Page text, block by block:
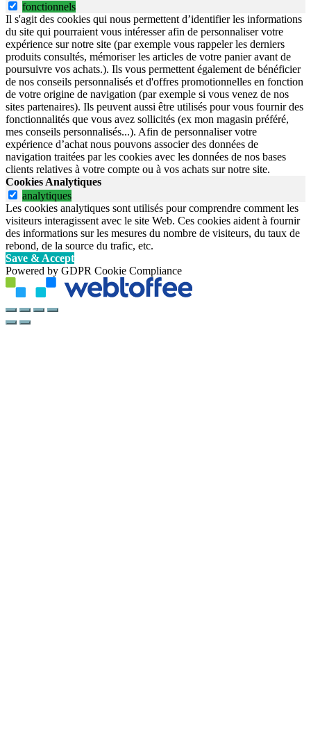
fonctionnels
Il s'agit des cookies qui nous permettent d’identifier les informations
du site qui pourraient vous intéresser afin de personnaliser votre
expérience sur notre site (par exemple vous rappeler les derniers
produits consultés, mémoriser les articles de votre panier avant de
poursuivre vos achats.). Ils vous permettent également de bénéficier
de nos conseils personnalisés et d'offres promotionnelles en fonction
de votre origine de navigation (par exemple si vous venez de nos
sites partenaires). Ils peuvent aussi être utilisés pour vous fournir des
fonctionnalités que vous avez sollicités (ex mon magasin préféré,
mes conseils personnalisés...). Afin de personnaliser votre
expérience d’achat nous pouvons associer des données de
navigation traitées par les cookies avec les données de nos bases
clients relatives à votre compte ou à vos achats sur notre site.
Cookies Analytiques
analytiques
Les cookies analytiques sont utilisés pour comprendre comment les
visiteurs interagissent avec le site Web. Ces cookies aident à fournir
des informations sur les mesures du nombre de visiteurs, du taux de
rebond, de la source du trafic, etc.
Save & Accept
Powered by GDPR Cookie Compliance